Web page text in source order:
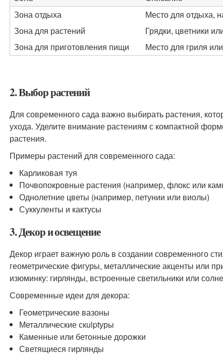
Зона отдыха
Место для отдыха,
Зона для растений
Грядки, цветники
Зона для приготовления пищи
Место для гриля
2. Выбор растений
Для современного сада важно выбирать растения,
ухода. Уделите внимание растениям с компактной
растения.
Примеры растений для современного сада:
Карликовая туя
Почвопокровные растения (например, флокс или
Однолетние цветы (например, петунии или виолы)
Суккуленты и кактусы
3. Декор и освещение
Декор играет важную роль в создании современного
геометрические фигуры, металлические акценты или
изюминку: гирлянды, встроенные светильники или
Современные идеи для декора:
Геометрические вазоны
Металлические скulptуры
Каменные или бетонные дорожки
Светящиеся гирлянды